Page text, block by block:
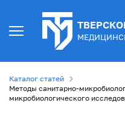
Каталог статей
Методы санитарно-
микробиологического